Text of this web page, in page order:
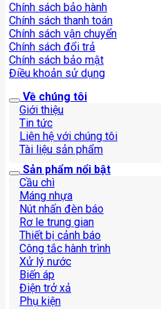
Chính sách bảo hành
Chính sách thanh toán
Chính sách vận chuyển
Chính sách đổi trả
Chính sách bảo mật
Điều khoản sử dụng
Về chúng tôi
Giới thiệu
Tin tức
Liên hệ với chúng tôi
Tài liệu sản phẩm
Sản phẩm nổi bật
Cầu chì
Máng nhựa
Nút nhấn đèn báo
Rơ le trung gian
Thiết bị cảnh báo
Công tắc hành trình
Xử lý nước
Biến áp
Điện trở xả
Phụ kiện